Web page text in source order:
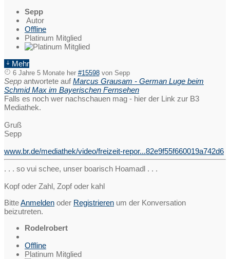
Sepp
Autor
Offline
Platinum Mitglied
Mehr
6 Jahre 5 Monate her #15598 von Sepp
Sepp antwortete aufMarcus Grausam - German Luge beim
Schmid Max im Bayerischen Fernsehen
Falls es noch wer nachschauen mag - hier der Link zur B3
Mediathek.
Gruß
Sepp
www.br.de/mediathek/video/freizeit-repor...82e9f55f660019a742d6
. . . so vui schee, unser boarisch Hoamadl . . .
Kopf oder Zahl, Zopf oder kahl
BitteAnmelden oder Registrieren um der Konversation
beizutreten.
Rodelrobert
Offline
Platinum Mitglied